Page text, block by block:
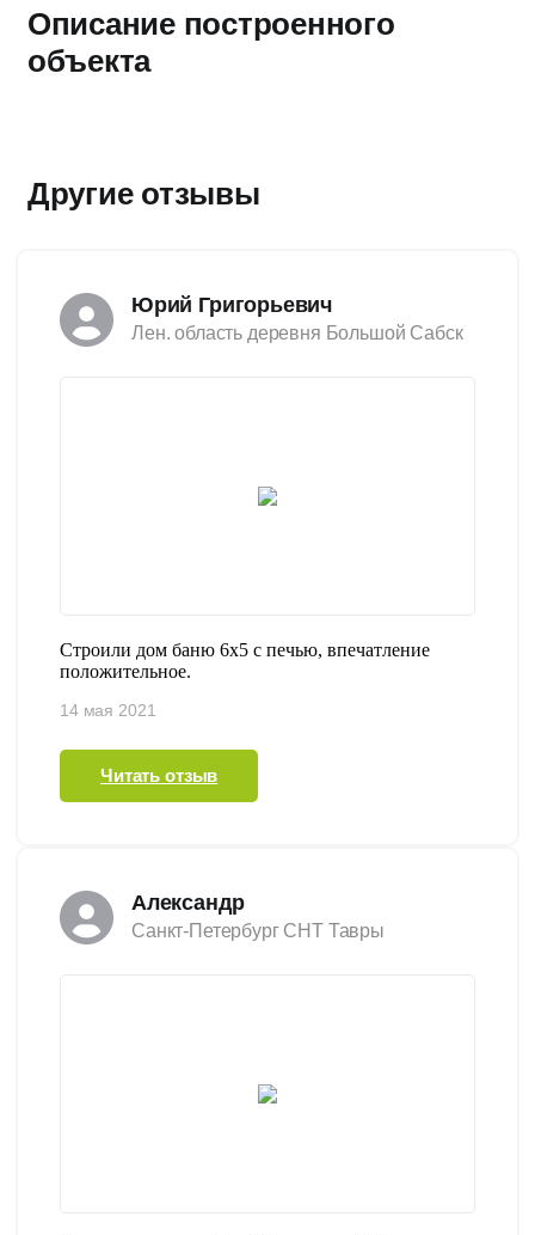
Описание построенного
объекта
Другие отзывы
Юрий Григорьевич
Лен. область деревня Большой Сабск
Строили дом баню 6х5 с печью, впечатление
положительное.
14 мая 2021
Читать отзыв
Александр
Санкт-Петербург СНТ Тавры